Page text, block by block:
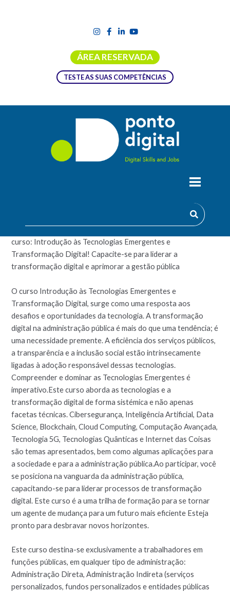
ÁREA RESERVADA
TESTE AS SUAS COMPETÊNCIAS
curso: Introdução às Tecnologias Emergentes e
Transformação Digital! Capacite-se para liderar a
transformação digital e aprimorar a gestão pública
O curso Introdução às Tecnologias Emergentes e
Transformação Digital, surge como uma resposta aos
desafios e oportunidades da tecnologia. A transformação
digital na administração pública é mais do que uma tendência; é
uma necessidade premente. A eficiência dos serviços públicos,
a transparência e a inclusão social estão intrinsecamente
ligadas à adoção responsável dessas tecnologias.
Compreender e dominar as Tecnologias Emergentes é
imperativo.Este curso aborda as tecnologias e a
transformação digital de forma sistémica e não apenas
facetas técnicas. Cibersegurança, Inteligência Artificial, Data
Science, Blockchain, Cloud Computing, Computação Avançada,
Tecnologia 5G, Tecnologias Quânticas e Internet das Coisas
são temas apresentados, bem como algumas aplicações para
a sociedade e para a administração pública.Ao participar, você
se posiciona na vanguarda da administração pública,
capacitando-se para liderar processos de transformação
digital. Este curso é a uma trilha de formação para se tornar
um agente de mudança para um futuro mais eficiente Esteja
pronto para desbravar novos horizontes.
Este curso destina-se exclusivamente a trabalhadores em
funções públicas, em qualquer tipo de administração:
Administração Direta, Administração Indireta (serviços
personalizados, fundos personalizados e entidades públicas